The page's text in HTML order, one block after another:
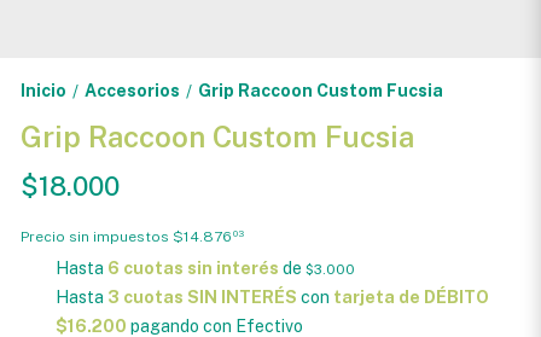
Inicio / Accesorios / Grip Raccoon Custom Fucsia
Grip Raccoon Custom Fucsia
$18.000
Precio sin impuestos $14.876 03
Hasta 6 cuotas sin interés de $3.000
Hasta 3 cuotas SIN INTERÉS con tarjeta de DÉBITO
$16.200 pagando con Efectivo